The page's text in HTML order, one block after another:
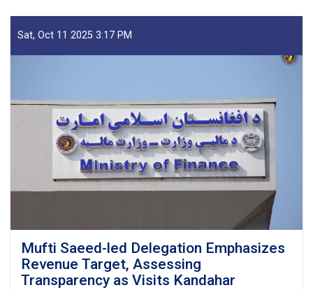
Ports
Return
Petroleum
Products
in
1M!
Sat, Oct 11 2025 3:17 PM
Mufti Saeed-led Delegation Emphasizes
Revenue Target, Assessing
Transparency as Visits Kandahar